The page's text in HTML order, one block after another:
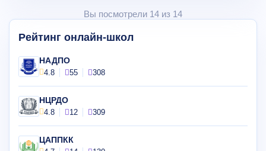
Вы посмотрели 14 из 14
Рейтинг онлайн-школ
НАДПО
4.8 55 308
НЦРДО
4.8 12 309
ЦАППКК